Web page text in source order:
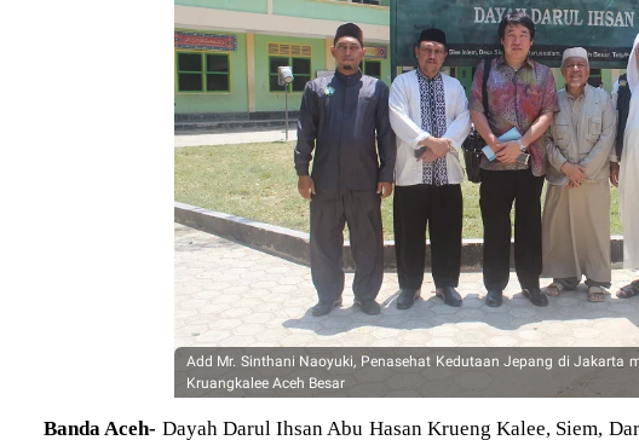
Add Mr. Sinthani Naoyuki, Penasehat Kedutaan Jepang di Jakarta
Kruangkalee Aceh Besar
Banda Aceh- Dayah Darul Ihsan Abu Hasan Krueng Kalee, Siem,